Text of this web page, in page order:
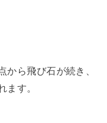
から飛び石が続き、
ます。